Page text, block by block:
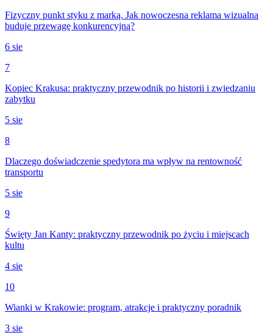
Fizyczny punkt styku z marką. Jak nowoczesna reklama wizualna
buduje przewagę konkurencyjną?
6 sie
7
Kopiec Krakusa: praktyczny przewodnik po historii i zwiedzaniu
zabytku
5 sie
8
Dlaczego doświadczenie spedytora ma wpływ na rentowność
transportu
5 sie
9
Święty Jan Kanty: praktyczny przewodnik po życiu i miejscach
kultu
4 sie
10
Wianki w Krakowie: program, atrakcje i praktyczny poradnik
3 sie